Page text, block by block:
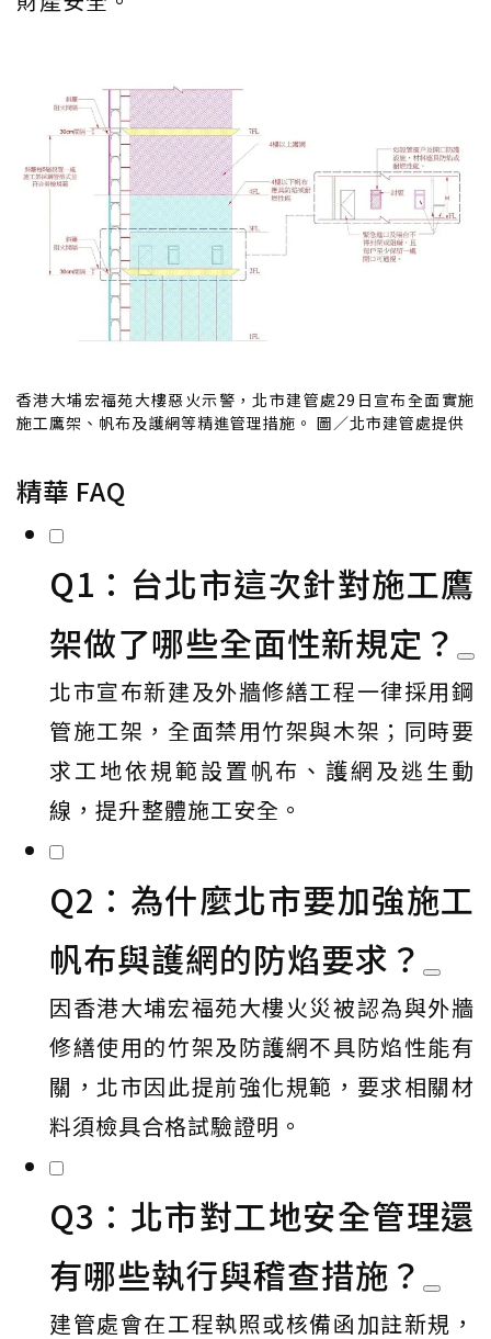
香港大埔宏福苑大樓惡火示警，北市建管處29日宣布全面實施
施工鷹架、帆布及護網等精進管理措施。 圖／北市建管處提供
精華 FAQ
Q1：台北市這次針對施工鷹
架做了哪些全面性新規定？
北市宣布新建及外牆修繕工程一律採用鋼
管施工架，全面禁用竹架與木架；同時要
求工地依規範設置帆布、護網及逃生動
線，提升整體施工安全。
Q2：為什麼北市要加強施工
帆布與護網的防焰要求？
因香港大埔宏福苑大樓火災被認為與外牆
修繕使用的竹架及防護網不具防焰性能有
關，北市因此提前強化規範，要求相關材
料須檢具合格試驗證明。
Q3：北市對工地安全管理還
有哪些執行與稽查措施？
建管處會在工程執照或核備函加註新規，